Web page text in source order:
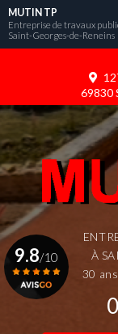
Aller
au
contenu
69830
MUTIN TP
Entreprise de travaux publics à
Saint-Georges-de-Reneins
À
30
9.8/10